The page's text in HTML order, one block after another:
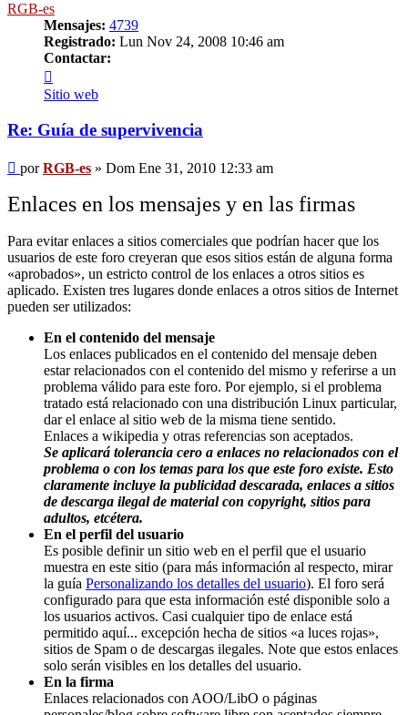
RGB-es
Mensajes: 4739
Registrado: Lun Nov 24, 2008 10:46 am
Contactar:
RGB-
es
Sitio web
Re: Guía de supervivencia
Mensaje
porRGB-es » Dom Ene 31, 2010 12:33 am
Enlaces en los mensajes y en las firmas
Para evitar enlaces a sitios comerciales que podrían hacer que los
usuarios de este foro creyeran que esos sitios están de alguna forma
«aprobados», un estricto control de los enlaces a otros sitios es
aplicado. Existen tres lugares donde enlaces a otros sitios de Internet
pueden ser utilizados:
En el contenido del mensaje
Los enlaces publicados en el contenido del mensaje deben
estar relacionados con el contenido del mismo y referirse a un
problema válido para este foro. Por ejemplo, si el problema
tratado está relacionado con una distribución Linux particular,
dar el enlace al sitio web de la misma tiene sentido.
Enlaces a wikipedia y otras referencias son aceptados.
Se aplicará tolerancia cero a enlaces no relacionados con el
problema o con los temas para los que este foro existe. Esto
claramente incluye la publicidad descarada, enlaces a sitios
de descarga ilegal de material con copyright, sitios para
adultos, etcétera.
En el perfil del usuario
Es posible definir un sitio web en el perfil que el usuario
muestra en este sitio (para más información al respecto, mirar
la guía Personalizando los detalles del usuario). El foro será
configurado para que esta información esté disponible solo a
los usuarios activos. Casi cualquier tipo de enlace está
permitido aquí... excepción hecha de sitios «a luces rojas»,
sitios de Spam o de descargas ilegales. Note que estos enlaces
solo serán visibles en los detalles del usuario.
En la firma
Enlaces relacionados con AOO/LibO o páginas